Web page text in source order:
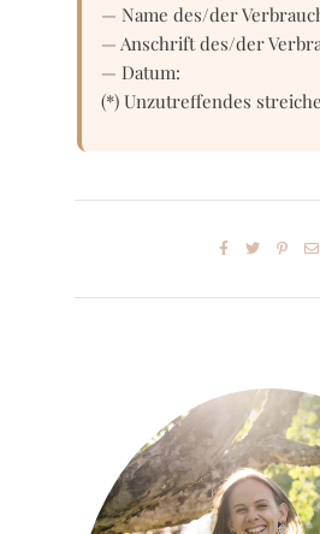
— Name des/der
— Anschrift des/der
— Datum:
(*) Unzutreffendes